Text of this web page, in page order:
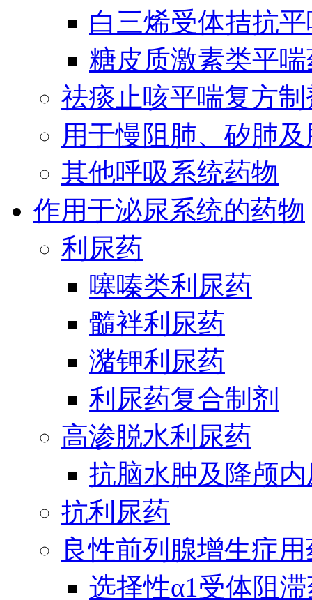
白三烯受体拮抗
糖皮质激素类平
祛痰止咳平喘复方制
用于慢阻肺、矽肺
其他呼吸系统药物
作用于泌尿系统的药物
利尿药
噻嗪类利尿药
髓袢利尿药
潴钾利尿药
利尿药复合制剂
高渗脱水利尿药
抗脑水肿及降颅
抗利尿药
良性前列腺增生症
选择性α1受体阻